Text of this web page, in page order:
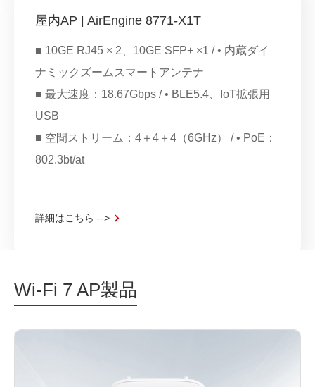
屋内AP | AirEngine 8771-X1T
■ 10GE RJ45 × 2、10GE SFP+ ×1 / • 内蔵ダイ
ナミックズームスマートアンテナ
■ 最大速度：18.67Gbps / • BLE5.4、IoT拡張用
USB
■ 空間ストリーム：4＋4＋4（6GHz） / • PoE：
802.3bt/at
詳細はこちら -->
Wi-Fi 7 AP製品